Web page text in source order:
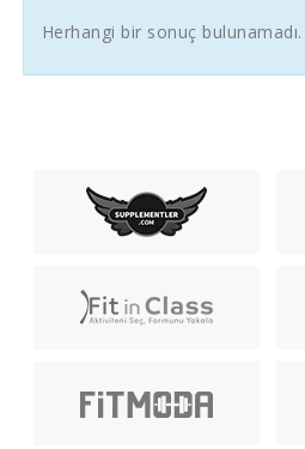
Herhangi bir sonuç bulunamadı.